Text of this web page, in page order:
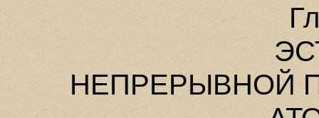
НЕПРЕРЫВНОЙ